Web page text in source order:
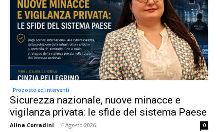
Proposte ed interventi
Sicurezza nazionale, nuove minacce e
vigilanza privata: le sfide del sistema Paese
Alina Corradini - 4 Agosto 2026 0